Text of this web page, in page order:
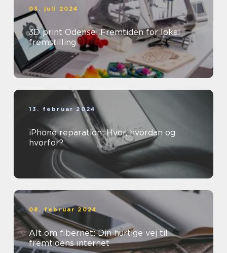
03. juli 2024
3D print Odense: Fremtiden for lokal
fremstilling
13. februar 2024
iPhone reparation: Hvor, hvordan og
hvorfor?
08. februar 2024
Alt om fibernet: Din hurtige vej til
fremtidens internet